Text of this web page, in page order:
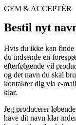
GEM & ACCEPTÈR
Bestil nyt
Hvis du ikke kan finde
du indsende en
efterfølgende vil
og det navn du skal
kontakter dig via e-
klar.
Jeg producerer
have dit navn klar